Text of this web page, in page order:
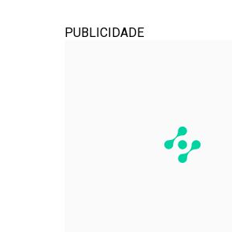
PUBLICIDADE